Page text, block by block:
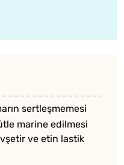
sertleşmemesi
marine edilmesi
ve etin lastik